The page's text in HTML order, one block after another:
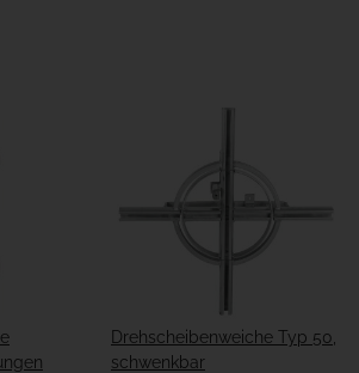
Drehscheibenweiche Typ 50,
schwenkbar